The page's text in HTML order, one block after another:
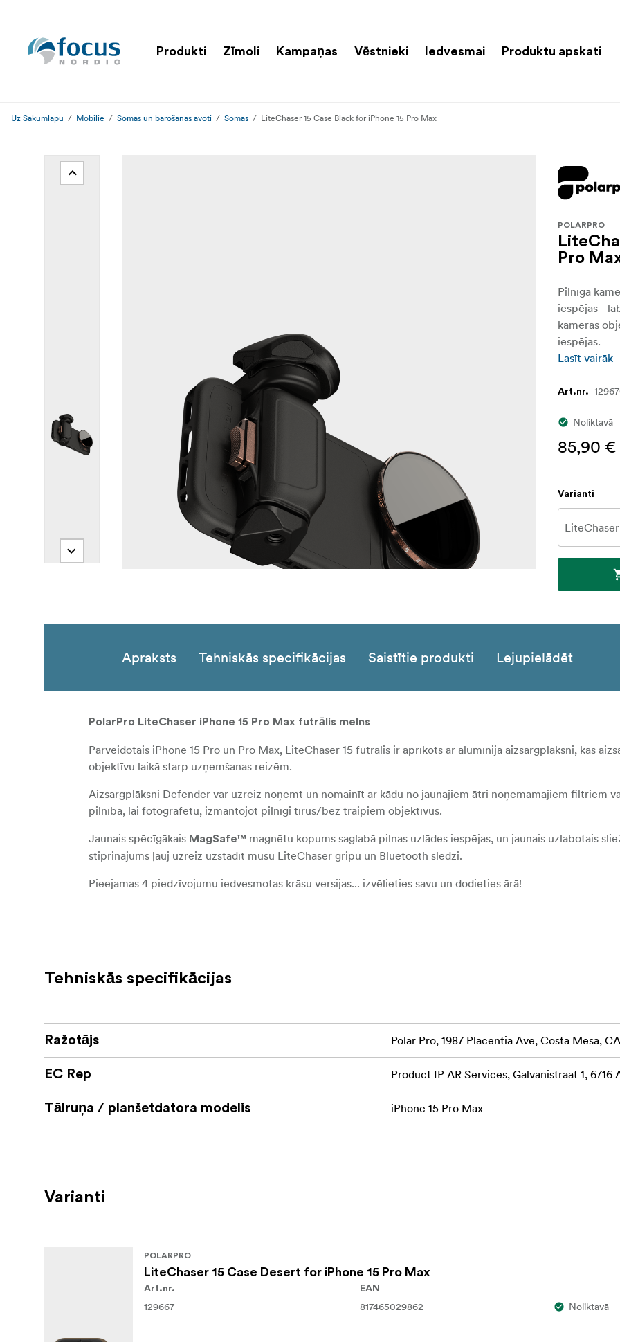
Produkti Zīmoli Kampaņas Vēstnieki Iedvesmai Produktu apskati
Uz Sākumlapu Mobilie Somas un barošanas avoti Somas LiteChaser 15 Case Black for iPhone 15 Pro Max
POLARPRO
Pro
Pilnīga
iespējas -
kameras
iespējas.
Lasīt vairāk
Art.nr.
Noliktavā
85,90 €
Varianti
Apraksts Tehniskās specifikācijas Saistītie produkti Lejupielādēt
PolarPro LiteChaser iPhone 15 Pro Max futrālis melns
Pārveidotais iPhone 15 Pro un Pro Max, LiteChaser 15 futrālis ir aprīkots ar alumīnija aizsargplāksni, kas
objektīvu laikā starp uzņemšanas reizēm.
Aizsargplāksni Defender var uzreiz noņemt un nomainīt ar kādu no jaunajiem ātri noņemamajiem filtriem
pilnībā, lai fotografētu, izmantojot pilnīgi tīrus/bez traipiem objektīvus.
Jaunais spēcīgākais MagSafe™ magnētu kopums saglabā pilnas uzlādes iespējas, un jaunais uzlabotais
stiprinājums ļauj uzreiz uzstādīt mūsu LiteChaser gripu un Bluetooth slēdzi.
Pieejamas 4 piedzīvojumu iedvesmotas krāsu versijas... izvēlieties savu un dodieties ārā!
Trīs pilnīgi jaunas filtru montāžas iespējas:
LCP13/14 filtru adapteris (izmantojiet iepriekšējo modeļu filtrus ar LCP15!)
Jauns spēcīgāks MagSafe™ masīvs pilnīgām uzlādes un montāžas iespējām.
Pastiprināta sliežu stiprinājuma sistēma ātrās atbrīvošanas rokturim + Bluetooth aizvars. (Savietojams
Tehniskās specifikācijas
Ražotājs Polar Pro, 1987 Placentia Ave, Costa Mesa,
EC Rep Product IP AR Services, Galvanistraat 1, 6716
Tālruņa / planšetdatora modelis iPhone 15 Pro Max
Varianti
POLARPRO
LiteChaser 15 Case Desert for iPhone 15 Pro Max
Art.nr.
129667
EAN
817465029862 Noliktavā